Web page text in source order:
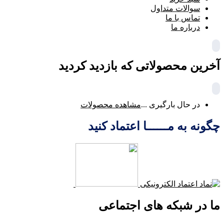
سوالات متداول
تماس با ما
درباره ما
آخرین محصولاتی که بازدید کردید
در حال بارگیری ...مشاهده محصولات
چگونه به مــــــا اعتماد کنید
ما در شبکه های اجتماعی